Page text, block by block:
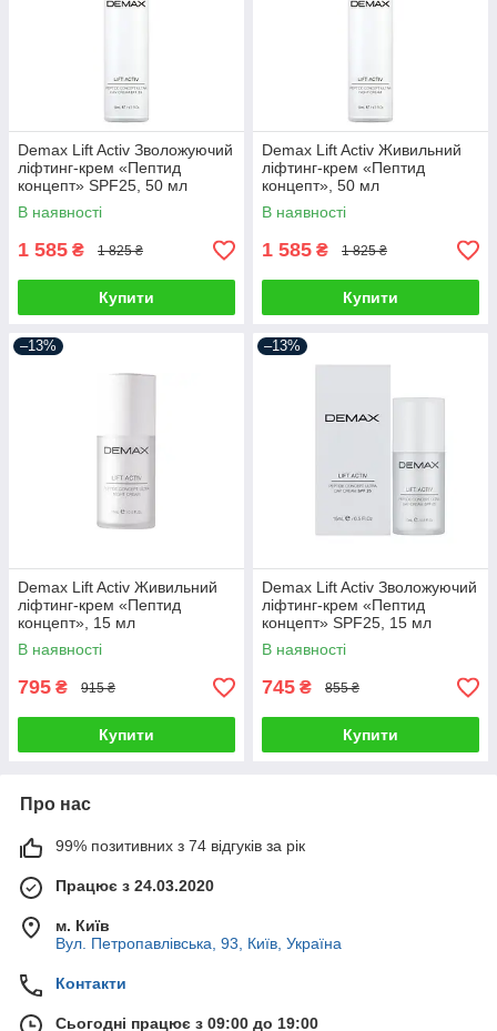
Demax Lift Activ Зволожуючий
ліфтинг-крем «Пептид
концепт» SPF25, 50 мл
В наявності
1 585 ₴ 1 825 ₴
Купити
Demax Lift Activ Живильний
ліфтинг-крем «Пептид
концепт», 50 мл
В наявності
1 585 ₴ 1 825 ₴
Купити
–13%
Demax Lift Activ Живильний
ліфтинг-крем «Пептид
концепт», 15 мл
В наявності
795 ₴ 915 ₴
Купити
–13%
Demax Lift Activ Зволожуючий
ліфтинг-крем «Пептид
концепт» SPF25, 15 мл
В наявності
745 ₴ 855 ₴
Купити
Про нас
99% позитивних з 74 відгуків за рік
Працює з 24.03.2020
м. Київ
Вул. Петропавлівська, 93, Київ, Україна
Контакти
Сьогодні працює з 09:00 до 19:00